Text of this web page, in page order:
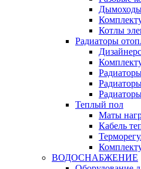
Котлы
Радиаторы
Теплый пол
Маты
Кабель
ВОДОСНАБЖЕНИЕ